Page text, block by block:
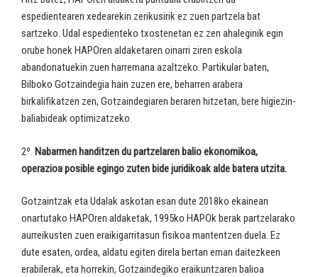
espedientearen xedearekin zerikusirik ez zuen partzela bat
sartzeko. Udal espedienteko txostenetan ez zen ahaleginik egin
orube honek HAPOren aldaketaren oinarri ziren eskola
abandonatuekin zuen harremana azaltzeko. Partikular baten,
Bilboko Gotzaindegia hain zuzen ere, beharren arabera
birkalifikatzen zen, Gotzaindegiaren beraren hitzetan, bere higiezin-
baliabideak optimizatzeko.
2º. Nabarmen handitzen du partzelaren balio ekonomikoa,
operazioa posible egingo zuten bide juridikoak alde batera utzita.
Gotzaintzak eta Udalak askotan esan dute 2018ko ekainean
onartutako HAPOren aldaketak, 1995ko HAPOk berak partzelarako
aurreikusten zuen eraikigarritasun fisikoa mantentzen duela. Ez
dute esaten, ordea, aldatu egiten direla bertan eman daitezkeen
erabilerak, eta horrekin, Gotzaindegiko eraikuntzaren balioa